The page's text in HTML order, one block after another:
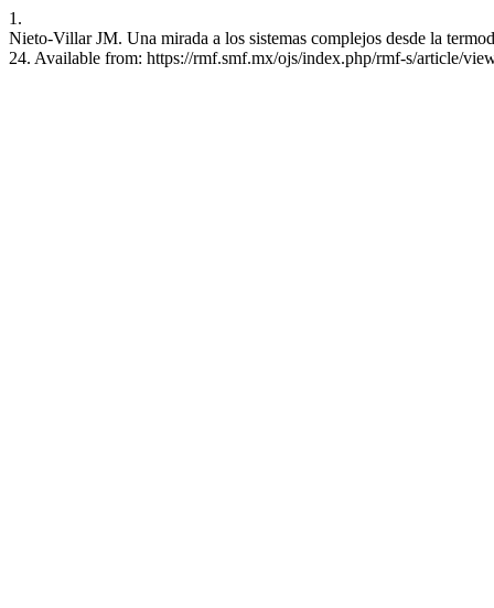
1.
Nieto-Villar JM. Una mirada a los sistemas complejos desde la
24. Available from: https://rmf.smf.mx/ojs/index.php/rmf-s/article/